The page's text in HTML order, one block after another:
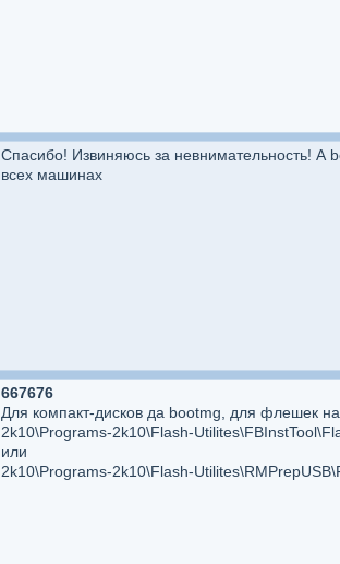
Спасибо! Извиняюсь за невнимательность! А
всех машинах
667676
Для компакт-дисков да bootmg, для флешек
2k10\Programs-2k10\Flash-
или
2k10\Programs-2k10\Flash-